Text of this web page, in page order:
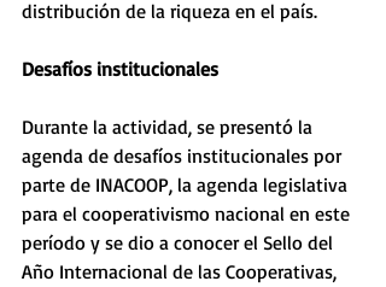
distribución de la riqueza en el país.
Desafíos institucionales
Durante la actividad, se presentó la
agenda de desafíos institucionales por
parte de INACOOP, la agenda legislativa
para el cooperativismo nacional en este
período y se dio a conocer el Sello del
Año Internacional de las Cooperativas,